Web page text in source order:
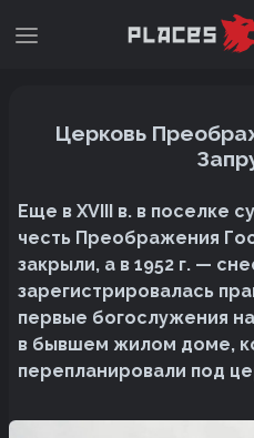
Церковь
Еще в XVIII в. в поселке
честь Преображения
закрыли, а в 1952 г. —
зарегистрировалась
первые богослужения
в бывшем жилом доме,
перепланировали под